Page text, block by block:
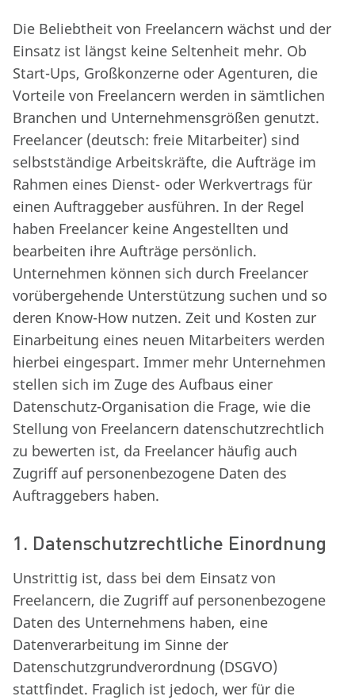
Die Beliebtheit von Freelancern wächst und der
Einsatz ist längst keine Seltenheit mehr. Ob
Start-Ups, Großkonzerne oder Agenturen, die
Vorteile von Freelancern werden in sämtlichen
Branchen und Unternehmensgrößen genutzt.
Freelancer (deutsch: freie Mitarbeiter) sind
selbstständige Arbeitskräfte, die Aufträge im
Rahmen eines Dienst- oder Werkvertrags für
einen Auftraggeber ausführen. In der Regel
haben Freelancer keine Angestellten und
bearbeiten ihre Aufträge persönlich.
Unternehmen können sich durch Freelancer
vorübergehende Unterstützung suchen und so
deren Know-How nutzen. Zeit und Kosten zur
Einarbeitung eines neuen Mitarbeiters werden
hierbei eingespart. Immer mehr Unternehmen
stellen sich im Zuge des Aufbaus einer
Datenschutz-Organisation die Frage, wie die
Stellung von Freelancern datenschutzrechtlich
zu bewerten ist, da Freelancer häufig auch
Zugriff auf personenbezogene Daten des
Auftraggebers haben.
1. Datenschutzrechtliche Einordnung
Unstrittig ist, dass bei dem Einsatz von
Freelancern, die Zugriff auf personenbezogene
Daten des Unternehmens haben, eine
Datenverarbeitung im Sinne der
Datenschutzgrundverordnung (DSGVO)
stattfindet. Fraglich ist jedoch, wer für die